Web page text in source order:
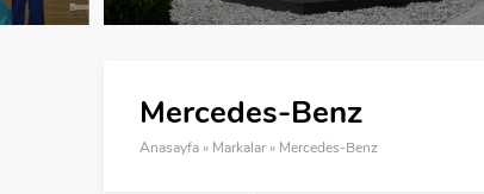
Mercedes-Benz
Anasayfa » Markalar » Mercedes-Benz